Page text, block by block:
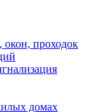
проходок
домах